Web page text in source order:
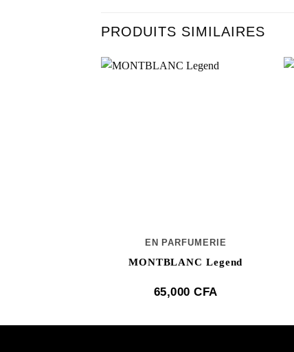
PRODUITS SIMILAIRES
EN PARFUMERIE
MONTBLANC Legend
65,000CFA